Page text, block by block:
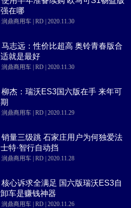
强在哪
润鼎商用车 | RD | 2020.11.30
马志远：性价比超高 奥铃青春版合
适就是最好
润鼎商用车 | RD | 2020.11.30
柳杰：瑞沃ES3国六版在手 来年可
期
润鼎商用车 | RD | 2020.11.29
销量三级跳 石家庄用户为何独爱法
士特·智行自动挡
润鼎商用车 | RD | 2020.11.28
核心诉求全满足 国六版瑞沃ES3自
卸车是赚钱神器
润鼎商用车 | RD | 2020.11.26